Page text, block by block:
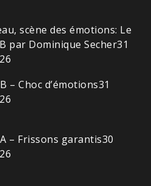
scène des émotions: Le
par Dominique Secher31
– Choc d’émotions31
– Frissons garantis30